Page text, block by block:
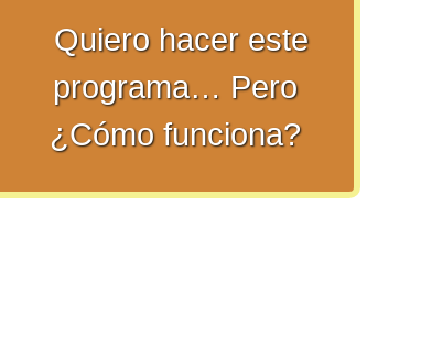
Quiero hacer este
programa… Pero
¿Cómo funciona?